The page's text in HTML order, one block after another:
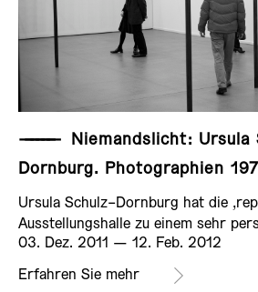
——————
Niemandslicht: Ursula
Dornburg. Photographien
Ursula Schulz-Dornburg hat die
Ausstellungshalle zu einem sehr
03. Dez. 2011 ­— 12. Feb. 2012
Erfahren Sie mehr